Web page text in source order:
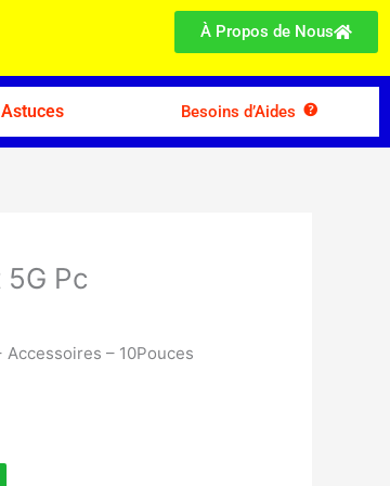
À Propos de Nous
Besoins d’Aides
Pc
Accessoires – 10Pouces